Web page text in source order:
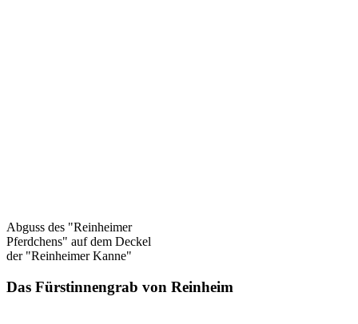
Abguss des "Reinheimer
Pferdchens" auf dem Deckel
der "Reinheimer Kanne"
Das Fürstinnengrab von Reinheim